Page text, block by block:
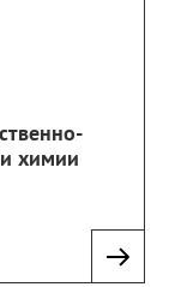
химии